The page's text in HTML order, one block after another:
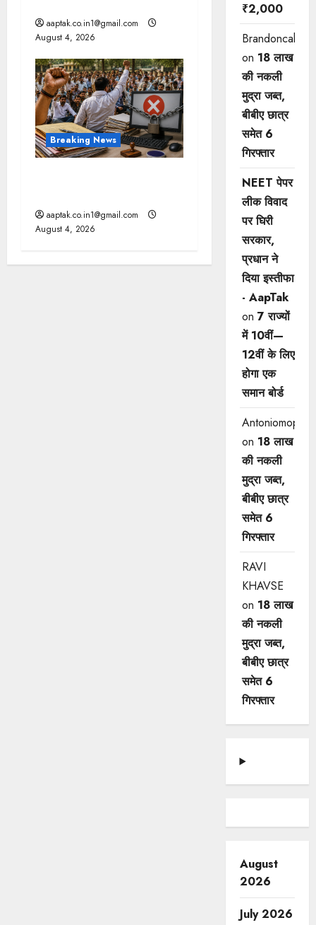
aaptak.co.in1@gmail.com
August 4, 2026
Breaking News
aaptak.co.in1@gmail.com
August 4, 2026
₹2,000
Brandoncah
on 18 लाख
की नकली
मुद्रा जब्त,
बीबीए छात्र
समेत 6
गिरफ्तार
NEET पेपर
लीक विवाद
पर घिरी
सरकार,
प्रधान ने
दिया इस्तीफा
- AapTak
on 7 राज्यों
में 10वीं—
12वीं ​के लिए
होगा एक
समान बोर्ड
Antoniomop
on 18 लाख
की नकली
मुद्रा जब्त,
बीबीए छात्र
समेत 6
गिरफ्तार
RAVI
KHAVSE
on 18 लाख
की नकली
मुद्रा जब्त,
बीबीए छात्र
समेत 6
गिरफ्तार
August
2026
July 2026